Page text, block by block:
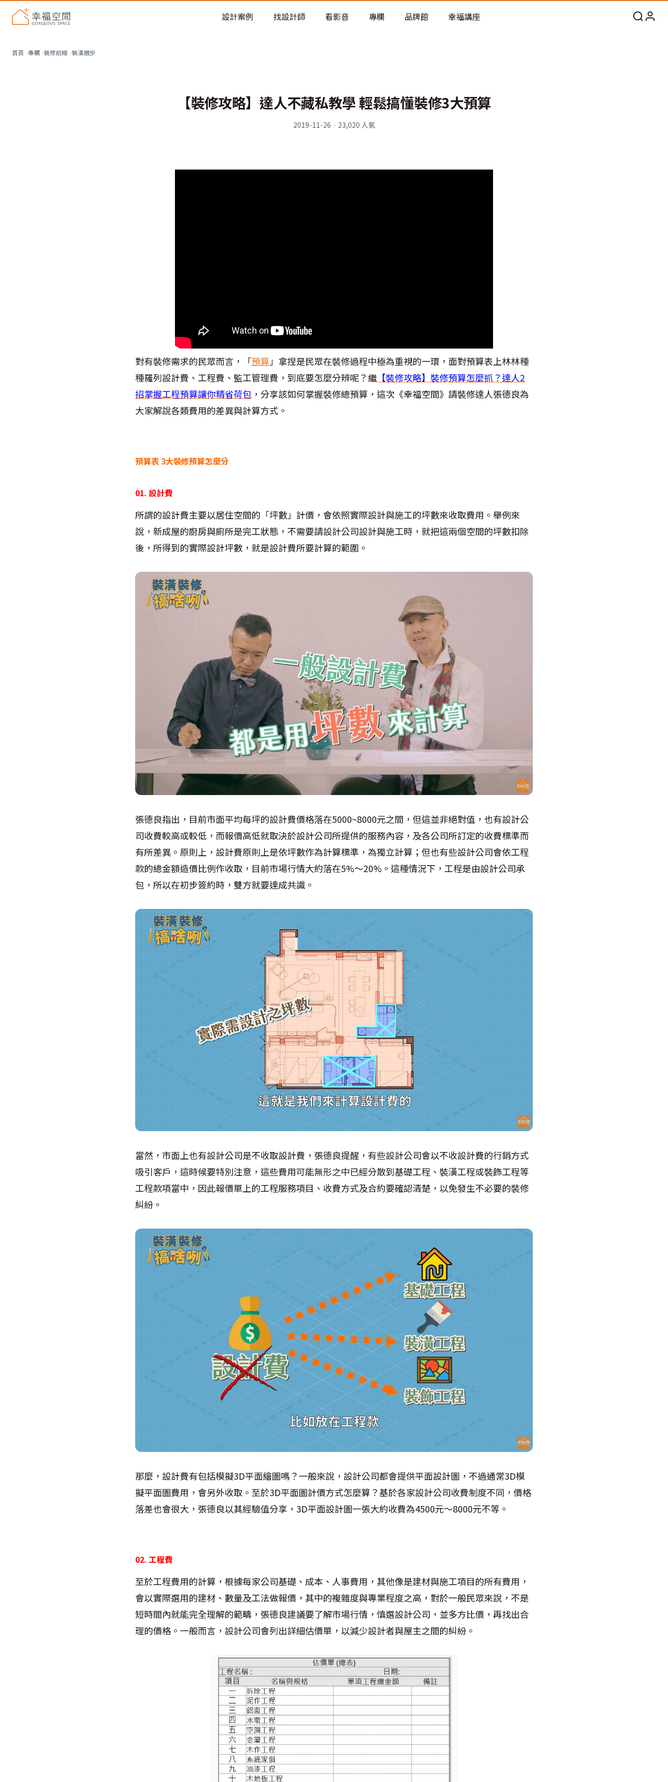
老屋預算分配與高 CP 值煥新術
設計案例 找設計師 看影音 專欄 品牌館 幸福講座
首頁 專欄 裝修前線 裝潢撇步
【裝修攻略】達人不藏私教學 輕鬆搞懂裝修3大預算
2019-11-26 · 23,020 人氣
對有裝修需求的民眾而言，「預算 」拿捏是民眾在裝修過程中極為重視的一環，面對預算表上林林種
種羅列設計費、工程費、監工管理費，到底要怎麼分辨呢？繼 【裝修攻略】裝修預算怎麼抓？達人2
招掌握工程預算讓你精省荷包 ，分享該如何掌握裝修總預算，這次《幸福空間》請裝修達人張德良為
大家解說各類費用的差異與計算方式。
預算表 3大裝修預算怎麼分
01. 設計費
所謂的設計費主要以居住空間的「坪數」計價，會依照實際設計與施工的坪數來收取費用。舉例來
說，新成屋的廚房與廁所是完工狀態，不需要請設計公司設計與施工時，就把這兩個空間的坪數扣除
後，所得到的實際設計坪數，就是設計費所要計算的範圍。
張德良指出，目前市面平均每坪的設計費價格落在5000~8000元之間，但這並非絕對值，也有設計公
司收費較高或較低，而報價高低就取決於設計公司所提供的服務內容，及各公司所訂定的收費標準而
有所差異。原則上，設計費原則上是依坪數作為計算標準，為獨立計算；但也有些設計公司會依工程
款的總金額造價比例作收取，目前市場行情大約落在5%～20%。這種情況下，工程是由設計公司承
包，所以在初步簽約時，雙方就要達成共識。
當然，市面上也有設計公司是不收取設計費，張德良提醒，有些設計公司會以不收設計費的行銷方式
吸引客戶，這時候要特別注意，這些費用可能無形之中已經分散到基礎工程、裝潢工程或裝飾工程等
工程款項當中，因此報價單上的工程服務項目、收費方式及合約要確認清楚，以免發生不必要的裝修
糾紛。
那麼，設計費有包括模擬3D平面繪圖嗎？一般來說，設計公司都會提供平面設計圖，不過通常3D模
擬平面圖費用，會另外收取。至於3D平面圖計價方式怎麼算？基於各家設計公司收費制度不同，價格
落差也會很大，張德良以其經驗值分享，3D平面設計圖一張大約收費為4500元～8000元不等。
02. 工程費
至於工程費用的計算，根據每家公司基礎、成本、人事費用，其他像是建材與施工項目的所有費用，
會以實際選用的建材、數量及工法做報價，其中的複雜度與專業程度之高，對於一般民眾來說，不是
短時間內就能完全理解的範疇，張德良建議要了解市場行情，慎選設計公司，並多方比價，再找出合
理的價格。一般而言，設計公司會列出詳細估價單，以減少設計者與屋主之間的糾紛。